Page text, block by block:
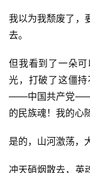
我以为我颓废了，
去。
但我看到了一朵
光，打破了这僵
――中国共产党――
的民族魂！我的心
是的，山河激荡，
冲天硝烟散去，英